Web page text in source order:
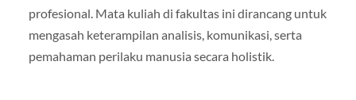
profesional. Mata kuliah di fakultas ini dirancang untuk
mengasah keterampilan analisis, komunikasi, serta
pemahaman perilaku manusia secara holistik.